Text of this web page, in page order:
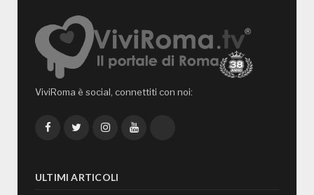
ViviRoma è social, connettiti con noi:
FacebookTwitterInstagramYouTube
ULTIMI ARTICOLI